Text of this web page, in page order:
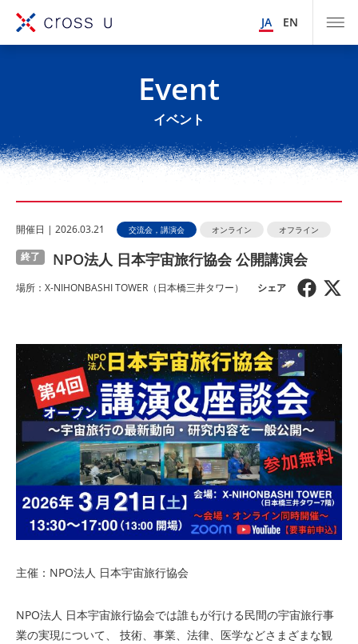
JA EN
Event
イベント
開催⽇ | 2026.03.21 交流会，講演会 オンライン オフライン
終了 NPO法人 日本宇宙旅行協会 公開講演会
場所：X-NIHONBASHI TOWER（日本橋三井タワー）
主催：NPO法人 日本宇宙旅行協会
NPO法人 日本宇宙旅行協会では誰もが行ける民間の宇宙旅行事
業の実現について、 技術、事業、法律、医学などさまざまな観